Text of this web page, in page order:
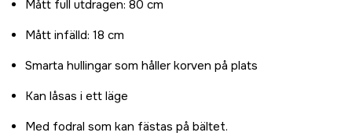
Mått full utdragen: 80 cm
Mått infälld: 18 cm
Smarta hullingar som håller korven på plats
Kan låsas i ett läge
Med fodral som kan fästas på bältet.